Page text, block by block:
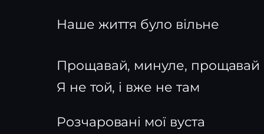
Наше життя було вільне
Прощавай, минуле, прощавай
Я не той, і вже не там
Розчаровані мої вуста